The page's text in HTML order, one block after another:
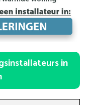
in